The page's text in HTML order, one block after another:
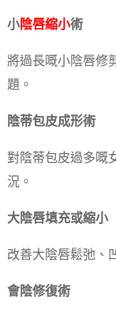
小陰唇縮小術
將過長嘅小陰唇修
題。
陰蒂包皮成形術
對陰蒂包皮過多嘅
況。
大陰唇填充或縮小
改善大陰唇鬆弛、
會陰修復術